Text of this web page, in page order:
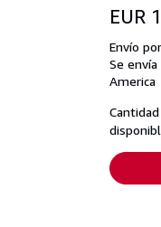
EUR
Envío
Se
America